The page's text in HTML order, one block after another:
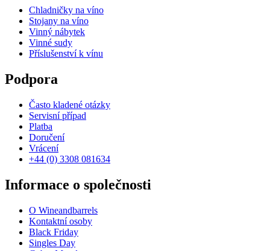
Chladničky na víno
Stojany na víno
Vinný nábytek
Vinné sudy
Příslušenství k vínu
Podpora
Často kladené otázky
Servisní případ
Platba
Doručení
Vrácení
+44 (0) 3308 081634
Informace o společnosti
O Wineandbarrels
Kontaktní osoby
Black Friday
Singles Day